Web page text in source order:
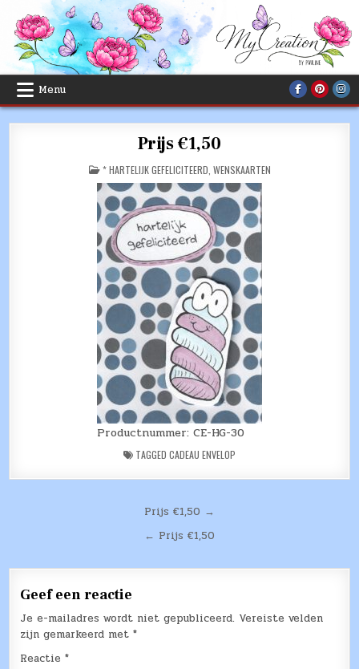
content
Menu
Prijs €1,50
POSTED
IN
* HARTELIJK GEFELICITEERD WENSKAARTEN
Productnummer: CE-HG-30
TAGGED CADEAU ENVELOP
Prijs €1,50 →
← Prijs €1,50
Geef een reactie
Je e-mailadres wordt niet gepubliceerd. Vereiste velden
zijn gemarkeerd met*
Reactie*